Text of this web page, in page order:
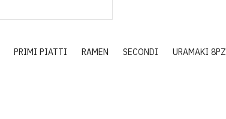
PRIMI PIATTI RAMEN SECONDI URAMAKI 8PZ